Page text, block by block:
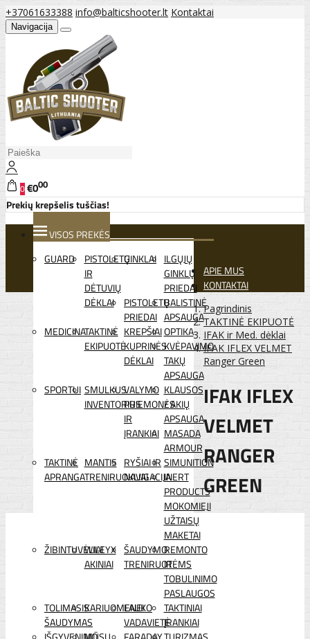
+37061633388 info@balticshooter.lt Kontaktai
Navigacija
0€000
Prekių krepšelis tuščias!
VISOS PREKĖS
GUARD
PISTOLETŲ
IR
DĖTUVIŲ
DĖKLAI
GINKLAI ILGŲJŲ
GINKLŲ
PRIEDAI
PISTOLETŲ
PRIEDAI
BALISTINĖ
APSAUGA
MEDICINATAKTINĖ
EKIPUOTĖ
KREPŠIAI
KUPRINĖS
DĖKLAI
OPTIKA
KVĖPAVIMO
TAKŲ
APSAUGA
SPORTUI SMULKUS
INVENTORIUS
VALYMO
PRIEMONĖS
IR
ĮRANKIAI
KLAUSOS
/ AKIŲ
APSAUGA
MASADA
ARMOUR
TAKTINĖ
APRANGA
MANTIS
TRENIRUOKLIAI
RYŠIAI IR
NAVIGACIJA
SIMUNITION
INERT
PRODUCTS
MOKOMIEJI
UŽTAISŲ
MAKETAI
ŽIBINTUVĖLIAI
WILEYX
AKINIAI
ŠAUDYMO
TRENIRUOTĖMS
REMONTO
IR
TOBULINIMO
PASLAUGOS
TOLIMASIS
ŠAUDYMAS
KARIUOMENEI
LAUKO
VADAVIETĖ
TAKTINIAI
ĮRANKIAI
APIE MUS
KONTAKTAI
Pagrindinis
TAKTINĖ EKIPUOTĖ
IFAK ir Med. dėklai
IFAK IFLEX VELMET
Ranger Green
IFAK IFLEX
VELMET
RANGER
GREEN